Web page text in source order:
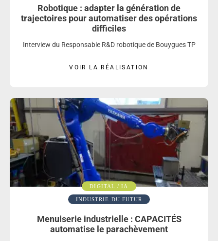
Robotique : adapter la génération de
trajectoires pour automatiser des opérations
difficiles
Interview du Responsable R&D robotique de Bouygues TP
VOIR LA RÉALISATION
DIGITAL / IA
INDUSTRIE DU FUTUR
Menuiserie industrielle : CAPACITÉS
automatise le parachèvement